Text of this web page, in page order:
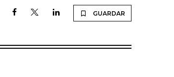
GUARDAR